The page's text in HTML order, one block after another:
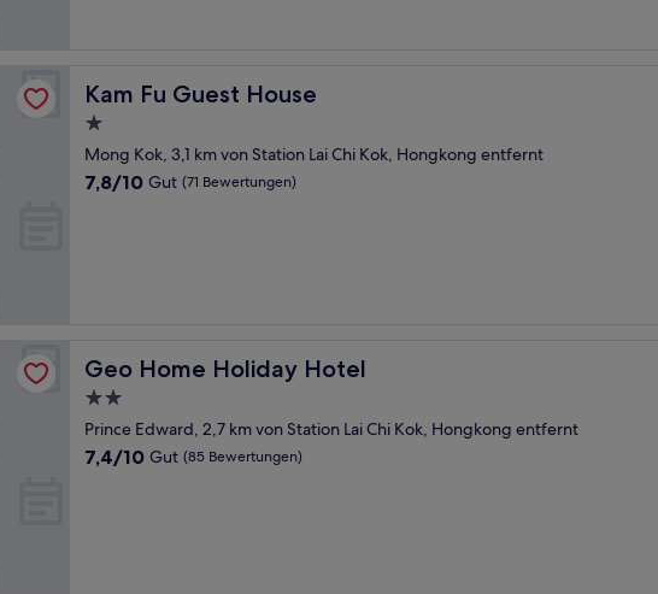
Kam Fu Guest House
Kam Fu Guest House
1.0-
Stern-
Unterkunft
Mong Kok, 3,1 km von Station Lai Chi Kok, Hongkong entfernt
7.8
7,8/10 Gut (71 Bewertungen)
Geo Home Holiday Hotel
Geo Home Holiday Hotel
2.0-
Sterne-
Unterkunft
Prince Edward, 2,7 km von Station Lai Chi Kok, Hongkong entfernt
7.4
7,4/10 Gut (85 Bewertungen)